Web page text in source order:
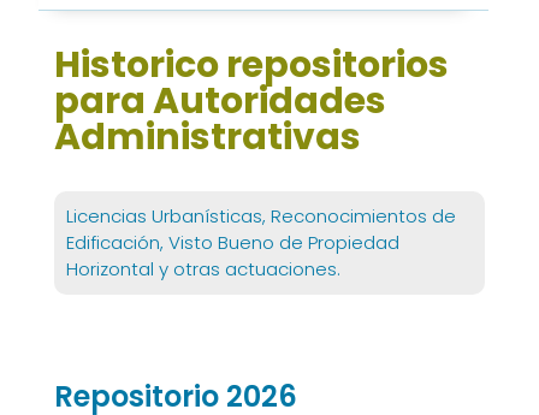
Historico repositorios
para Autoridades
Administrativas
Licencias Urbanísticas, Reconocimientos de
Edificación, Visto Bueno de Propiedad
Horizontal y otras actuaciones.
Repositorio 2026